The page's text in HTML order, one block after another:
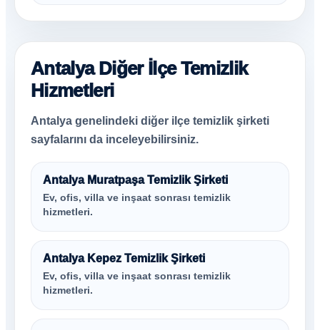
Antalya Diğer İlçe Temizlik
Hizmetleri
Antalya genelindeki diğer ilçe temizlik şirketi
sayfalarını da inceleyebilirsiniz.
Antalya Muratpaşa Temizlik Şirketi
Ev, ofis, villa ve inşaat sonrası temizlik
hizmetleri.
Antalya Kepez Temizlik Şirketi
Ev, ofis, villa ve inşaat sonrası temizlik
hizmetleri.